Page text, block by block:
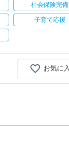
ころで、個人事務所
く経験を積み重ねる
業務に向かっています
えていくことができ
茶やお菓子で糖分補
社会保険完備
子育て応援
お気に